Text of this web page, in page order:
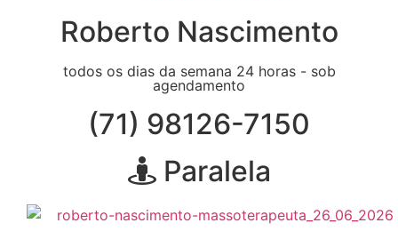
Roberto Nascimento
todos os dias da semana 24 horas - sob
agendamento
(71) 98126-7150
Paralela